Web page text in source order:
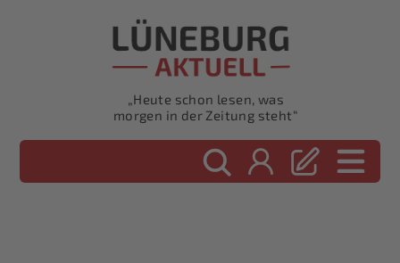
„Heute schon lesen, was
morgen in der Zeitung steht“